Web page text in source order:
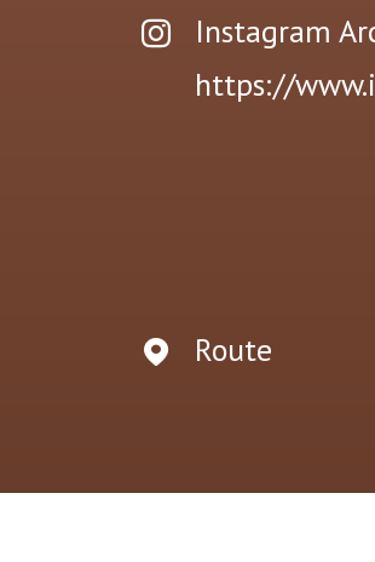
Instagram
https://
Route